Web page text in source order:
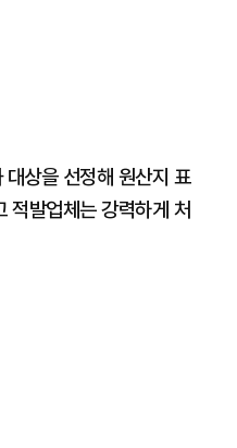
상을 선정해 원산지 표
적발업체는 강력하게 처